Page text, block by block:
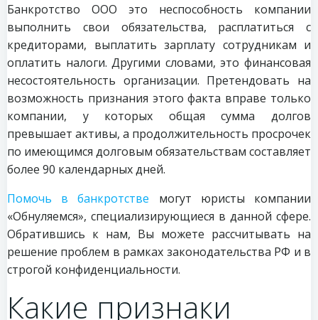
Банкротство ООО это неспособность компании
выполнить свои обязательства, расплатиться с
кредиторами, выплатить зарплату сотрудникам и
оплатить налоги. Другими словами, это финансовая
несостоятельность организации. Претендовать на
возможность признания этого факта вправе только
компании, у которых общая сумма долгов
превышает активы, а продолжительность просрочек
по имеющимся долговым обязательствам составляет
более 90 календарных дней.
Помочь в банкротстве могут юристы компании
«Обнуляемся», специализирующиеся в данной сфере.
Обратившись к нам, Вы можете рассчитывать на
решение проблем в рамках законодательства РФ и в
строгой конфиденциальности.
Какие признаки